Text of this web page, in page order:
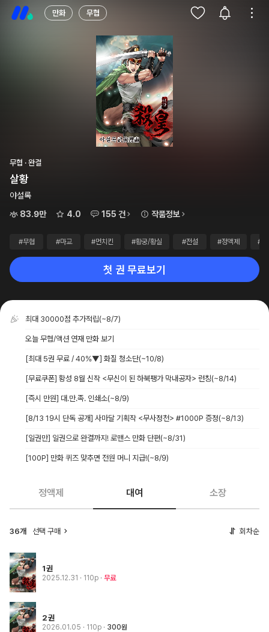
만화 무협
무협 · 완결
살황
야설록
83.9만
4.0 155 건 작품정보
#무협 #마교 #먼치킨 #황궁/황실 #전설 #정액제 #1
첫 권 무료보기
최대 30000점 추가적립(~8/7)
오늘 무협/액션 연재 만화 보기
[최대 5권 무료 / 40%▼] 화질 청소단(~10/8)
[무료쿠폰] 황성 8월 신작 <무신이 된 하북팽가 막내공자> 런칭(~8/14)
[즉시 만원] 대.만.족. 인쇄소(~8/9)
[8/13 19시 단독 공개] 사마달 기획작 <무사정천> #1000P 증정(~8/13)
[일권만] 일권으로 완결까지! 로맨스 만화 단편(~8/31)
[100P] 만화 퀴즈 맞추면 전원 머니 지급!(~8/9)
정액제 대여 소장
36개 선택 구매 회차순
1권
2025.12.31 · 110p 무료
2권
2026.01.05 · 110p 300원